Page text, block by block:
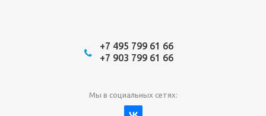
+7 495 799 61 66
+7 903 799 61 66
Мы в социальных сетях: